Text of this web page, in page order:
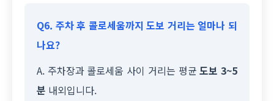
Q6. 주차 후 콜로세움까지 도보 거리는 얼마나 되
나요?
A. 주차장과 콜로세움 사이 거리는 평균도보 3~5
분 내외입니다.